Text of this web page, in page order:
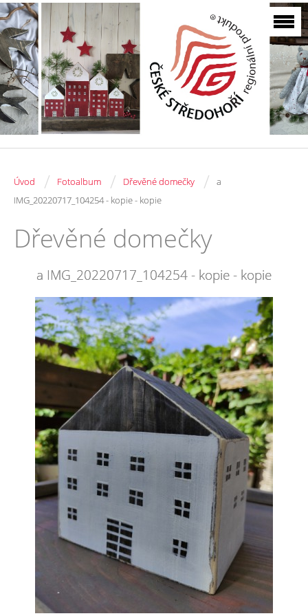
Úvod / Fotoalbum / Dřevěné domečky /
a
IMG_20220717_104254 - kopie - kopie
Dřevěné domečky
a IMG_20220717_104254 - kopie - kopie